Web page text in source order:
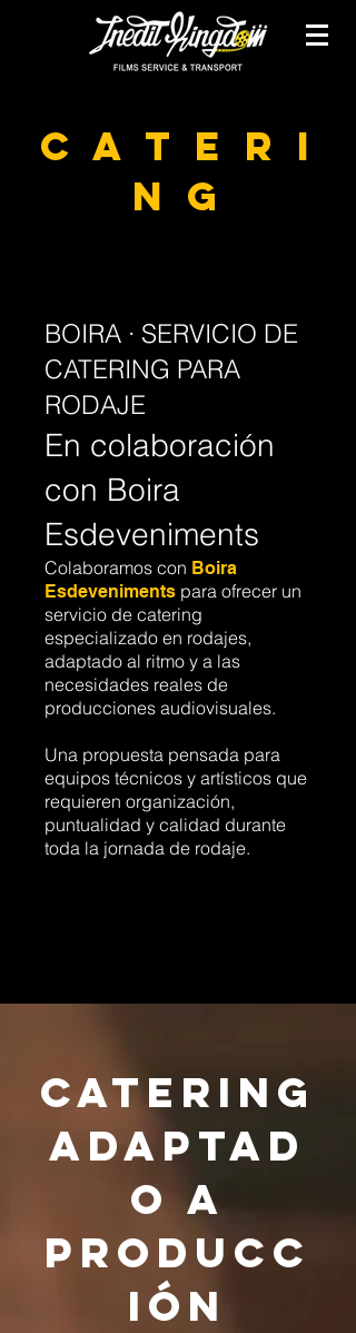
C A T E R I
N G
BOIRA · SERVICIO DE
CATERING PARA
RODAJE
En colaboración
con Boira
Esdeveniments
Colaboramos con Boira
Esdeveniments para ofrecer un
servicio de catering
especializado en rodajes,
adaptado al ritmo y a las
necesidades reales de
producciones audiovisuales.
Una propuesta pensada para
equipos técnicos y artísticos que
requieren organización,
puntualidad y calidad durante
toda la jornada de rodaje.
Catering
adaptad
o a
producc
ión